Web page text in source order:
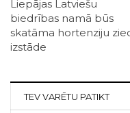
Liepājas Latviešu
biedrības namā būs
skatāma hortenziju
izstāde
TEV VARĒTU PATIKT